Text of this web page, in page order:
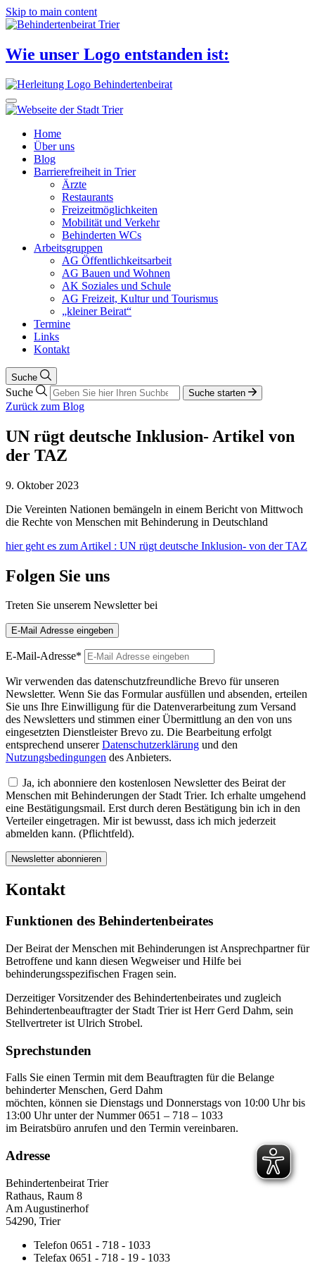
Skip to main content
Wie unser Logo entstanden ist:
Home
Über uns
Blog
Barrierefreiheit in Trier
Ärzte
Restaurants
Freizeitmöglichkeiten
Mobilität und Verkehr
Behinderten WCs
Arbeitsgruppen
AG Öffentlichkeitsarbeit
AG Bauen und Wohnen
AK Soziales und Schule
AG Freizeit, Kultur und Tourismus
„kleiner Beirat“
Termine
Links
Kontakt
Suche
Suche Suche starten
Zurück zum Blog
UN rügt deutsche Inklusion- Artikel von
der TAZ
9. Oktober 2023
Die Vereinten Nationen bemängeln in einem Bericht von Mittwoch
die Rechte von Menschen mit Behinderung in Deutschland
hier geht es zum Artikel : UN rügt deutsche Inklusion- von der TAZ
Folgen Sie uns
Treten Sie unserem Newsletter bei
E-Mail Adresse eingeben
E-Mail-Adresse*
Wir verwenden das datenschutzfreundliche Brevo für unseren
Newsletter. Wenn Sie das Formular ausfüllen und absenden, erteilen
Sie uns Ihre Einwilligung für die Datenverarbeitung zum Versand
des Newsletters und stimmen einer Übermittlung an den von uns
eingesetzten Dienstleister Brevo zu. Die Bearbeitung erfolgt
entsprechend unsererDatenschutzerklärung und den
Nutzungsbedingungen des Anbieters.
Ja, ich abonniere den kostenlosen Newsletter des Beirat der
Menschen mit Behinderungen der Stadt Trier. Ich erhalte umgehend
eine Bestätigungsmail. Erst durch deren Bestätigung bin ich in den
Verteiler eingetragen. Mir ist bewusst, dass ich mich jederzeit
abmelden kann. (Pflichtfeld).
Kontakt
Funktionen des Behindertenbeirates
Der Beirat der Menschen mit Behinderungen ist Ansprechpartner für
Betroffene und kann diesen Wegweiser und Hilfe bei
behinderungsspezifischen Fragen sein.
Derzeitiger Vorsitzender des Behindertenbeirates und zugleich
Behindertenbeauftragter der Stadt Trier ist Herr Gerd Dahm, sein
Stellvertreter ist Ulrich Strobel.
Sprechstunden
Falls Sie einen Termin mit dem Beauftragten für die Belange
behinderter Menschen, Gerd Dahm
möchten, können sie Dienstags und Donnerstags von 10:00 Uhr bis
13:00 Uhr unter der Nummer 0651 – 718 – 1033
im Beiratsbüro anrufen und den Termin vereinbaren.
Adresse
Behindertenbeirat Trier
Rathaus, Raum 8
Am Augustinerhof
54290, Trier
Telefon 0651 - 718 - 1033
Telefax 0651 - 718 - 19 - 1033